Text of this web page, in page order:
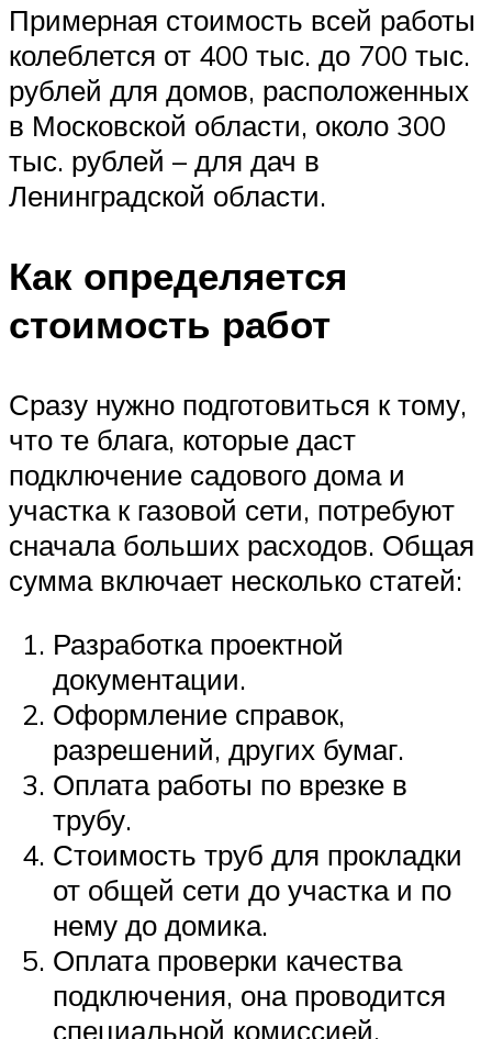
Примерная стоимость всей работы
колеблется от 400 тыс. до 700 тыс.
рублей для домов, расположенных
в Московской области, около 300
тыс. рублей – для дач в
Ленинградской области.
Как определяется
стоимость работ
Сразу нужно подготовиться к тому,
что те блага, которые даст
подключение садового дома и
участка к газовой сети, потребуют
сначала больших расходов. Общая
сумма включает несколько статей:
Разработка проектной
документации.
Оформление справок,
разрешений, других бумаг.
Оплата работы по врезке в
трубу.
Стоимость труб для прокладки
от общей сети до участка и по
нему до домика.
Оплата проверки качества
подключения, она проводится
специальной комиссией.